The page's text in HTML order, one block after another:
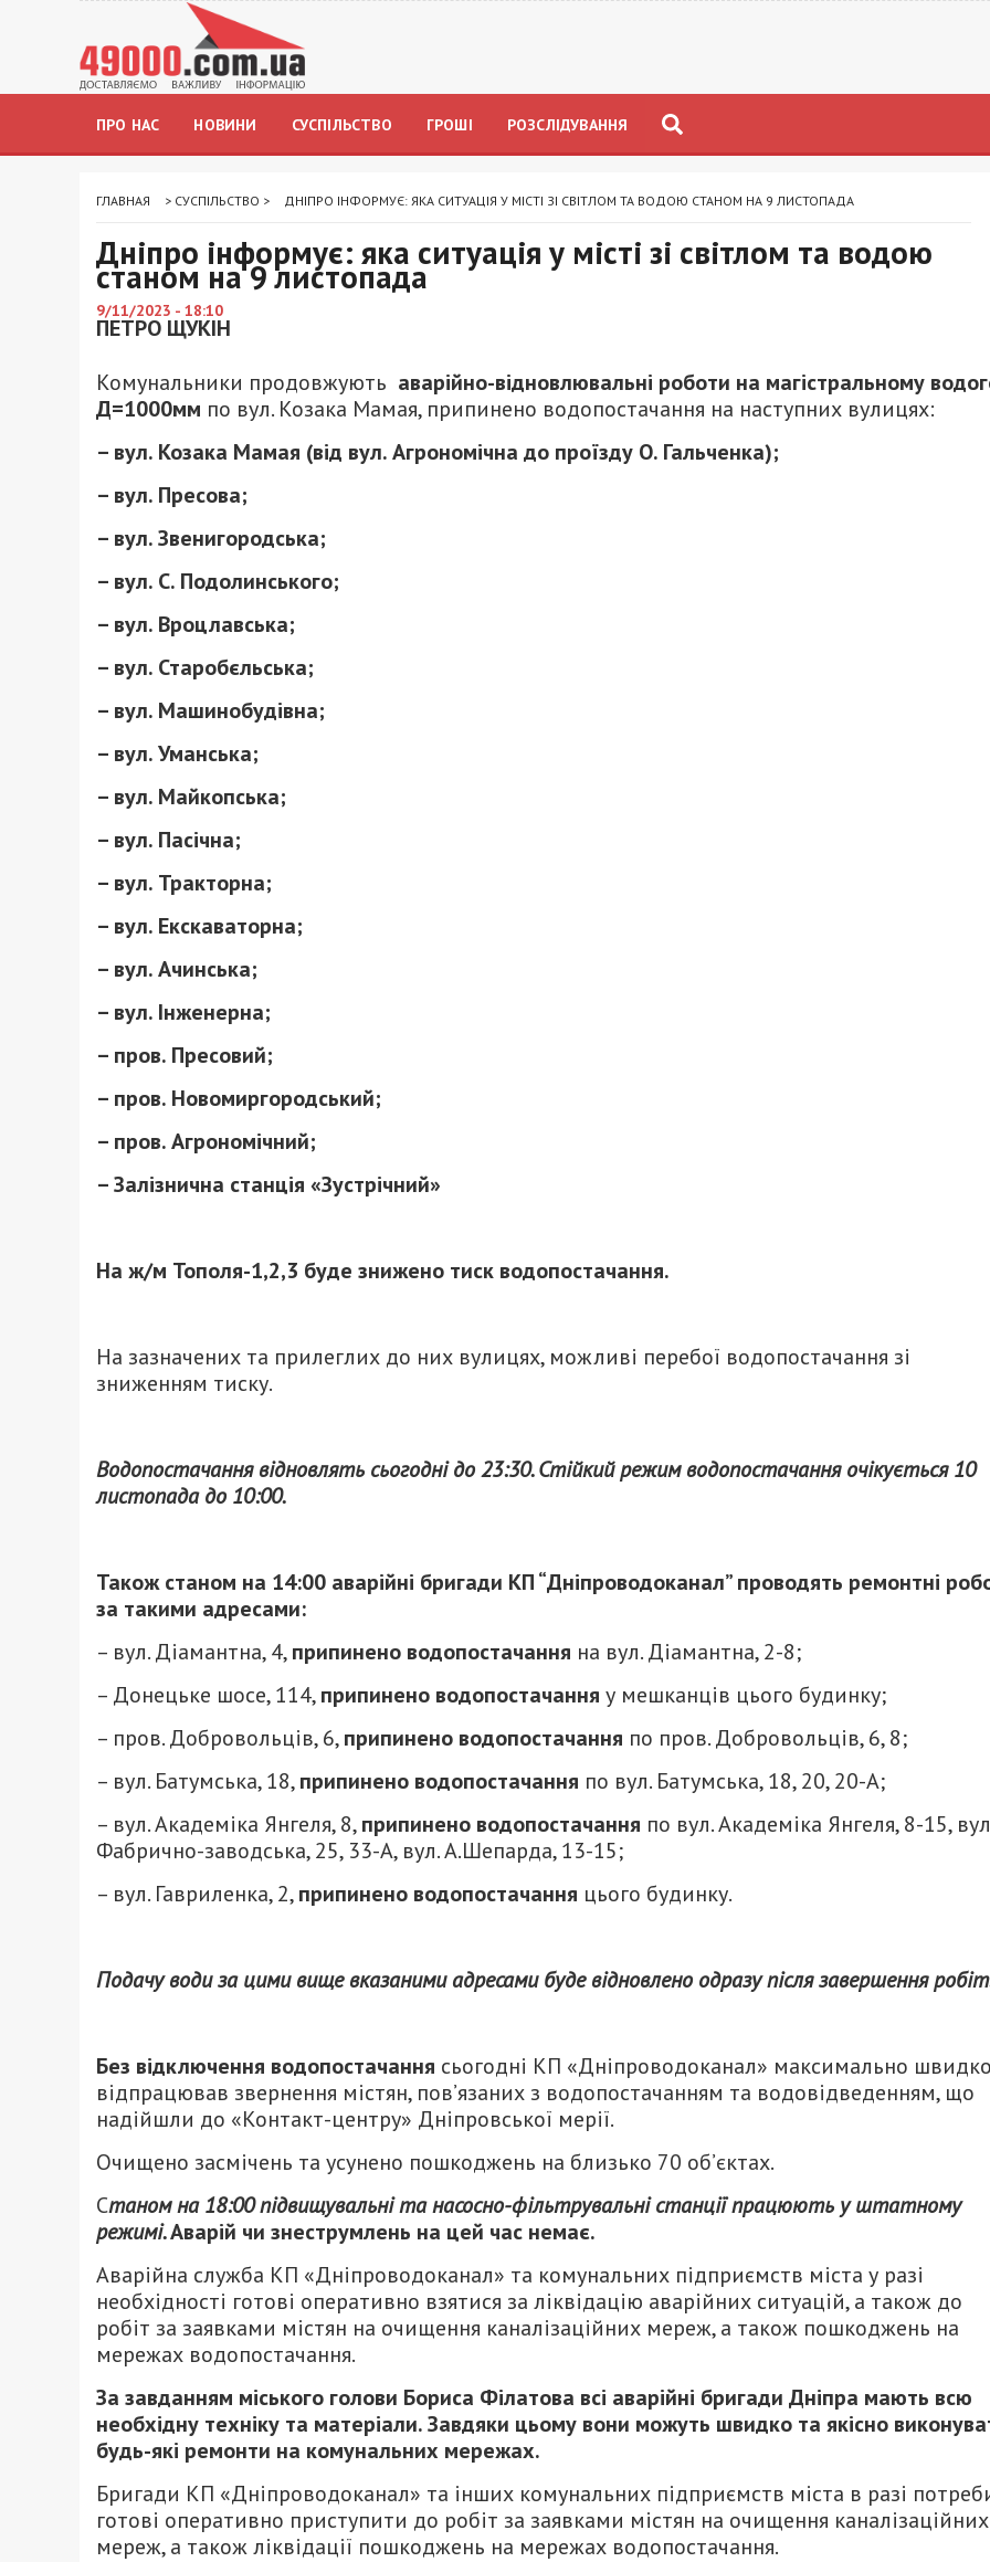
ПРО НАС НОВИНИ СУСПІЛЬСТВО ГРОШІ РОЗСЛІДУВАННЯ
ГЛАВНАЯ > СУСПІЛЬСТВО > ДНІПРО ІНФОРМУЄ: ЯКА СИТУАЦІЯ У МІСТІ ЗІ СВІТЛОМ ТА ВОДОЮ СТАНОМ НА 9 ЛИСТОПАДА
Дніпро інформує: яка ситуація у місті зі світлом та водою
станом на 9 листопада
9/11/2023 - 18:10
ПЕТРО ЩУКІН
Комунальники продовжують аварійно-відновлювальні роботи на магістральному
Д=1000мм по вул. Козака Мамая, припинено водопостачання на наступних вулицях:
– вул. Козака Мамая (від вул. Агрономічна до проїзду О. Гальченка);
– вул. Пресова;
– вул. Звенигородська;
– вул. С. Подолинського;
– вул. Вроцлавська;
– вул. Старобєльська;
– вул. Машинобудівна;
– вул. Уманська;
– вул. Майкопська;
– вул. Пасічна;
– вул. Тракторна;
– вул. Екскаваторна;
– вул. Ачинська;
– вул. Інженерна;
– пров. Пресовий;
– пров. Новомиргородський;
– пров. Агрономічний;
– Залізнична станція «Зустрічний»
На ж/м Тополя-1,2,3 буде знижено тиск водопостачання.
Ha зазначених та прилеглих до них вулицях, можливі перебої водопостачання зі
зниженням тиску.
Водопостачання відновлять сьогодні до 23:30. Стійкий режим водопостачання очікується 10
листопада до 10:00.
Також станом на 14:00 аварійні бригади КП “Дніпроводоканал” проводять ремонтні
за такими адресами:
– вул. Діамантна, 4,припинено водопостачання на вул. Діамантна, 2-8;
– Донецьке шосе, 114,припинено водопостачання у мешканців цього будинку;
– пров. Добровольців, 6,припинено водопостачання по пров. Добровольців, 6, 8;
– вул. Батумська, 18,припинено водопостачання по вул. Батумська, 18, 20, 20-А;
– вул. Академіка Янгеля, 8,припинено водопостачання по вул. Академіка Янгеля, 8-15,
Фабрично-заводська, 25, 33-А, вул. А.Шепарда, 13-15;
– вул. Гавриленка, 2,припинено водопостачання цього будинку.
Подачу води за цими вище вказаними адресами буде відновлено одразу після завершення
Без відключення водопостачання сьогодні КП «Дніпроводоканал» максимально
відпрацював звернення містян, пов’язаних з водопостачанням та водовідведенням, що
надійшли до «Контакт-центру» Дніпровської мерії.
Очищено засмічень та усунено пошкоджень на близько 70 об’єктах.
Станом на 18:00 підвищувальні та насосно-фільтрувальні станції працюють у штатному
режимі.Аварій чи знеструмлень на цей час немає.
Аварійна служба КП «Дніпроводоканал» та комунальних підприємств міста у разі
необхідності готові оперативно взятися за ліквідацію аварійних ситуацій, а також до
робіт за заявками містян на очищення каналізаційних мереж, а також пошкоджень на
мережах водопостачання.
За завданням міського голови Бориса Філатова всі аварійні бригади Дніпра мають всю
необхідну техніку та матеріали. Завдяки цьому вони можуть швидко та якісно
будь-які ремонти на комунальних мережах.
Бригади КП «Дніпроводоканал» та інших комунальних підприємств міста в разі
готові оперативно приступити до робіт за заявками містян на очищення каналізаційних
мереж, а також ліквідації пошкоджень на мережах водопостачання.